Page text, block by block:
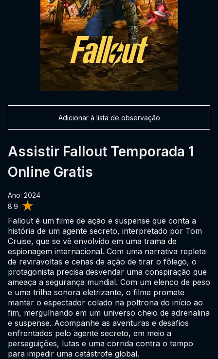
8.9
Assistir Fallout Temporada 1
Online Gratis
Ano: 2024
Fallout é um filme de ação e suspense que conta a
história de um agente secreto, interpretado por Tom
Cruise, que se vê envolvido em uma trama de
espionagem internacional. Com uma narrativa repleta
de reviravoltas e cenas de ação de tirar o fôlego, o
protagonista precisa desvendar uma conspiração que
ameaça a segurança mundial. Com um elenco de peso
e uma trilha sonora eletrizante, o filme promete
manter o espectador colado na poltrona do início ao
fim, mergulhando em um universo cheio de adrenalina
e suspense. Acompanhe as aventuras e desafios
enfrentados pelo agente secreto, em meio a
perseguições, lutas e uma corrida contra o tempo
para impedir uma catástrofe global.
Adicionar à lista de observação